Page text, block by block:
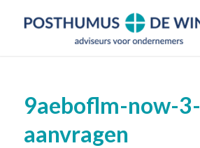
9aeboflm-now-3-
aanvragen